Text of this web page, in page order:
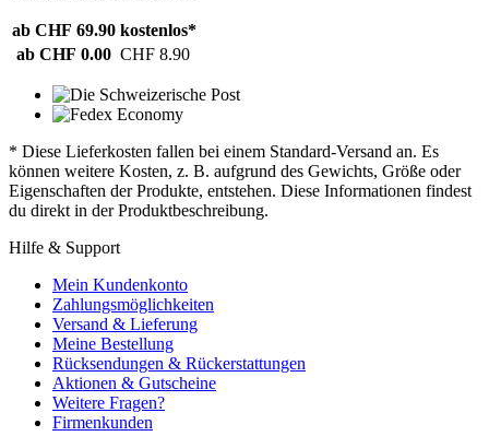
ab CHF 69.90 kostenlos*
ab CHF 0.00 CHF 8.90
* Diese Lieferkosten fallen bei einem Standard-Versand an. Es
können weitere Kosten, z. B. aufgrund des Gewichts, Größe oder
Eigenschaften der Produkte, entstehen. Diese Informationen findest
du direkt in der Produktbeschreibung.
Hilfe & Support
Mein Kundenkonto
Zahlungsmöglichkeiten
Versand & Lieferung
Meine Bestellung
Rücksendungen & Rückerstattungen
Aktionen & Gutscheine
Weitere Fragen?
Firmenkunden